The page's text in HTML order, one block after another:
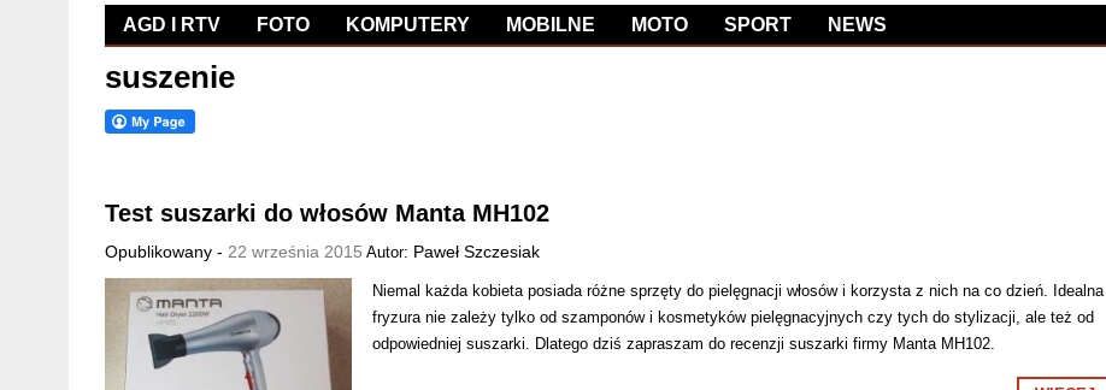
AGD I RTV FOTO KOMPUTERY MOBILNE MOTO SPORT NEWS
suszenie
Test suszarki do włosów Manta MH102
Opublikowany - 22 września 2015 Autor: Paweł Szczesiak
Niemal każda kobieta posiada różne sprzęty do pielęgnacji włosów i korzysta z nich na co dzień. Idealna
fryzura nie zależy tylko od szamponów i kosmetyków pielęgnacyjnych czy tych do stylizacji, ale też od
odpowiedniej suszarki. Dlatego dziś zapraszam do recenzji suszarki firmy Manta MH102.